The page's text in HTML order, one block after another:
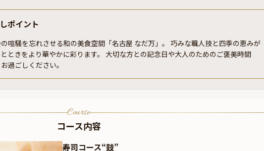
ポイント
喧騒を忘れさせる和の美食空間「名古屋 なだ万」。 巧みな職人技と四季の恵みが
ときをより華やかに彩ります。 大切な方との記念日や大人のためのご褒美時間
過ごしください。
Course
コース内容
寿司コース“鼓”